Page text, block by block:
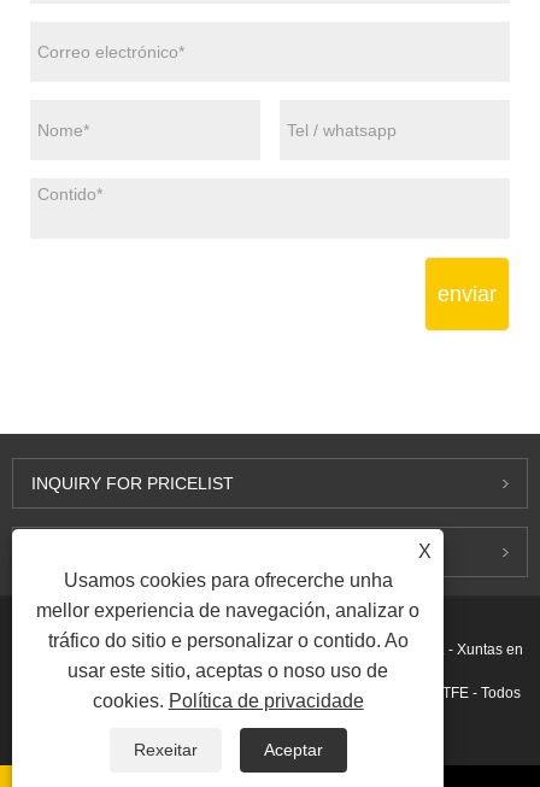
enviar
INQUIRY FOR PRICELIST
Copyright © 2015-2026 Ningbo Kaxite Sealing Materials Co., Ltd. - Xuntas en
espiral, xuntas de grafito expandido, xuntas de anel, xuntas de PTFE - Todos
os dereitos reservados.
X
Usamos cookies para ofrecerche unha
mellor experiencia de navegación, analizar o
tráfico do sitio e personalizar o contido. Ao
usar este sitio, aceptas o noso uso de
cookies. Política de privacidade
Rexeitar Aceptar